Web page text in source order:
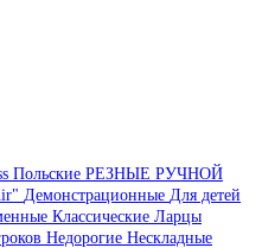
Польские РЕЗНЫЕ РУЧНОЙ
Демонстрационные Для детей
Классические Ларцы
Недорогие Нескладные